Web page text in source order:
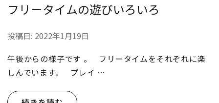
フリータイムの遊びいろいろ
投稿日: 2022年1月19日
午後からの様子です 。 フリータイムをそれぞれに楽
しんでいます。 プレイ …